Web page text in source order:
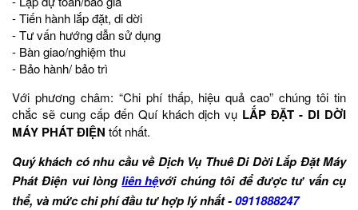
- Tiến hành lắp đặt, di dời
- Tư vấn hướng dẫn sử dụng
- Bàn giao/nghiệm thu
- Bảo hành/ bảo trì
Với phương châm: “Chi phí thấp, hiệu quả cao” chúng tôi tin
chắc sẽ cung cấp đến Quí khách dịch vụ LẮP ĐẶT - DI DỜI
MÁY PHÁT ĐIỆN tốt nhất.
Quý khách có nhu cầu về Dịch Vụ Thuê Di Dời Lắp Đặt Máy
Phát Điện vui lòngliên hệvới chúng tôi để được tư vấn cụ
thể, và mức chi phí đầu tư hợp lý nhất -0911888247